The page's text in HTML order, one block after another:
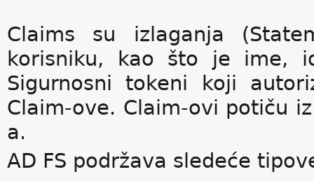
Claims su izlaganja
korisniku, kao što je ime,
Sigurnosni tokeni koji
Claim-ove. Claim-ovi potiču
a.
AD FS podržava sledeće